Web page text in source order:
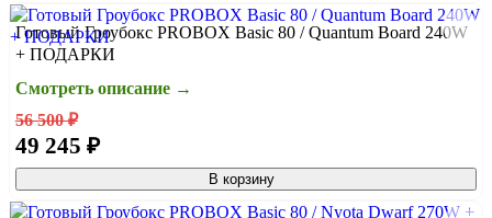
Готовый Гроубокс PROBOX Basic 80 / Quantum Board 240W
+ ПОДАРКИ
Смотреть описание →
56 500 ₽
49 245 ₽
В корзину